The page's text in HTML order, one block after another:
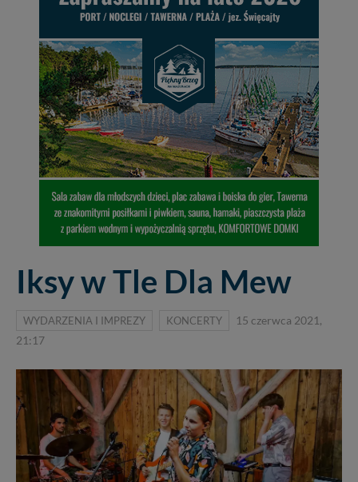
Iksy w Tle Dla Mew
WYDARZENIA I IMPREZY KONCERTY
15 czerwca 2021,
21:17